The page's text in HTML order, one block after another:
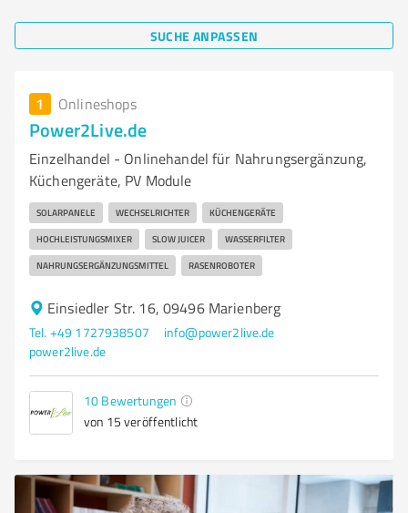
SUCHE ANPASSEN
1 Onlineshops
Power2Live.de
Einzelhandel - Onlinehandel für Nahrungsergänzung,
Küchengeräte, PV Module
SOLARPANELE WECHSELRICHTER KÜCHENGERÄTE
HOCHLEISTUNGSMIXER SLOW JUICER WASSERFILTER
NAHRUNGSERGÄNZUNGSMITTEL RASENROBOTER
Einsiedler Str. 16, 09496 Marienberg
Tel. +49 1727938507
info@power2live.de
power2live.de
10 Bewertungen
von 15 veröffentlicht